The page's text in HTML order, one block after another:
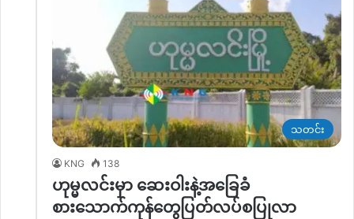
သတင်း
KNG 138
ဟုမ္မလင်းမှာ ဆေးဝါးနဲ့အခြေခံ
စားသောက်ကုန်တွေပြတ်လပ်စပြုလာ